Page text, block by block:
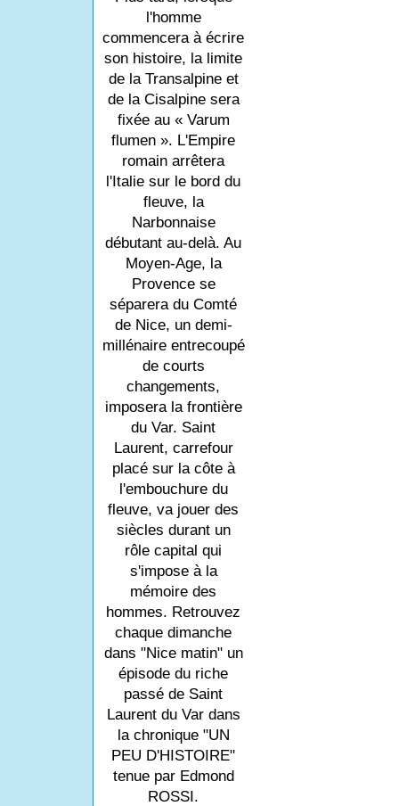
l'homme
commencera à écrire
son histoire, la limite
de la Transalpine et
de la Cisalpine sera
fixée au « Varum
flumen ». L'Empire
romain arrêtera
l'Italie sur le bord du
fleuve, la
Narbonnaise
débutant au-delà. Au
Moyen-Age, la
Provence se
séparera du Comté
de Nice, un demi-
millénaire entrecoupé
de courts
changements,
imposera la frontière
du Var. Saint
Laurent, carrefour
placé sur la côte à
l'embouchure du
fleuve, va jouer des
siècles durant un
rôle capital qui
s'impose à la
mémoire des
hommes. Retrouvez
chaque dimanche
dans "Nice matin" un
épisode du riche
passé de Saint
Laurent du Var dans
la chronique "UN
PEU D'HISTOIRE"
tenue par Edmond
ROSSI.